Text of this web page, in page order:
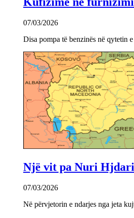
07/03/2026
Disa pompa të benzinës në qytetin
Një vit pa Nuri
07/03/2026
Në përvjetorin e ndarjes nga jeta